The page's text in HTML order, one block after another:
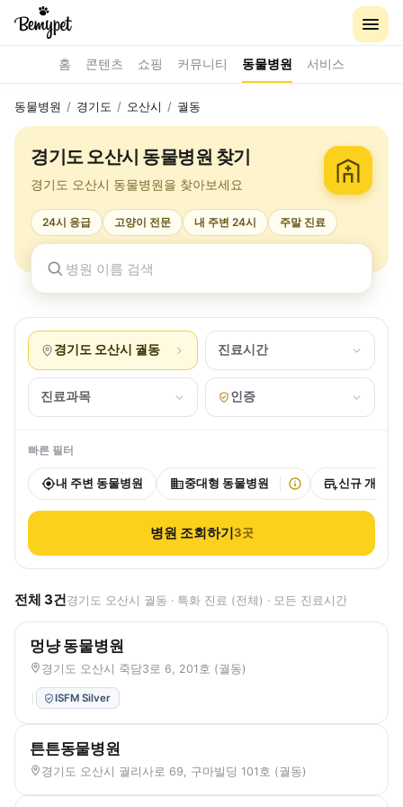
홈 콘텐츠 쇼핑 커뮤니티 동물병원 서비스
동물병원 / 경기도 / 오산시 / 궐동
경기도 오산시 동물병원 찾기
경기도 오산시 동물병원을 찾아보세요
24시 응급 고양이 전문 내 주변 24시 주말 진료
경기도 오산시 궐동 진료시간
진료과목 인증
빠른 필터
내 주변 동물병원 중대형 동물병원 신규 개원
병원 조회하기3곳
전체 3건경기도 오산시 궐동 · 특화 진료 (전체) · 모든 진료시간
멍냥 동물병원
경기도 오산시 죽담3로 6, 201호 (궐동)
ISFM Silver
튼튼동물병원
경기도 오산시 궐리사로 69, 구마빌딩 101호 (궐동)